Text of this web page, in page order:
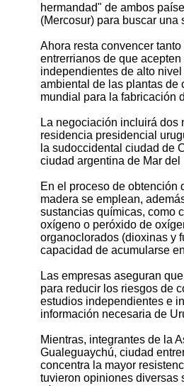
hermandad" de ambos
(Mercosur) para buscar una
Ahora resta convencer
entrerrianos de que
independientes de alto
ambiental de las plantas de
mundial para la fabricación
La negociación incluirá dos
residencia presidencial
la sudoccidental ciudad de
ciudad argentina de Mar del
En el proceso de obtención
madera se emplean,
sustancias químicas, como
oxígeno o peróxido de
organoclorados (dioxinas y
capacidad de acumularse
Las empresas aseguran
para reducir los riesgos de
estudios independientes e
información necesaria de
Mientras, integrantes de la
Gualeguaychú, ciudad
concentra la mayor
tuvieron opiniones diversas